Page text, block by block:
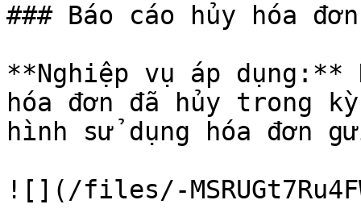
### Báo cáo hủy hóa đơn
**Nghiệp vụ áp dụng:**
hóa đơn đã hủy trong
hình sử dụng hóa đơn
![](/files/-